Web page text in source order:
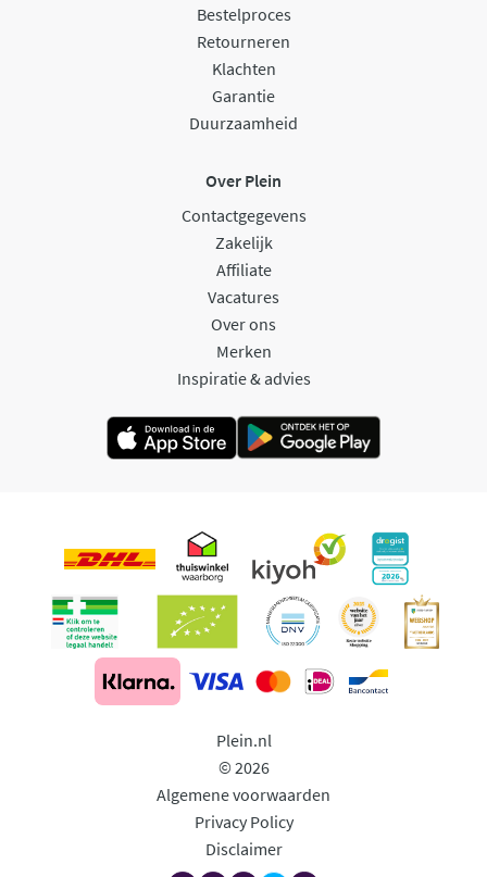
Bestelproces
Retourneren
Klachten
Garantie
Duurzaamheid
Over Plein
Contactgegevens
Zakelijk
Affiliate
Vacatures
Over ons
Merken
Inspiratie & advies
Plein.nl
© 2026
Algemene voorwaarden
Privacy Policy
Disclaimer